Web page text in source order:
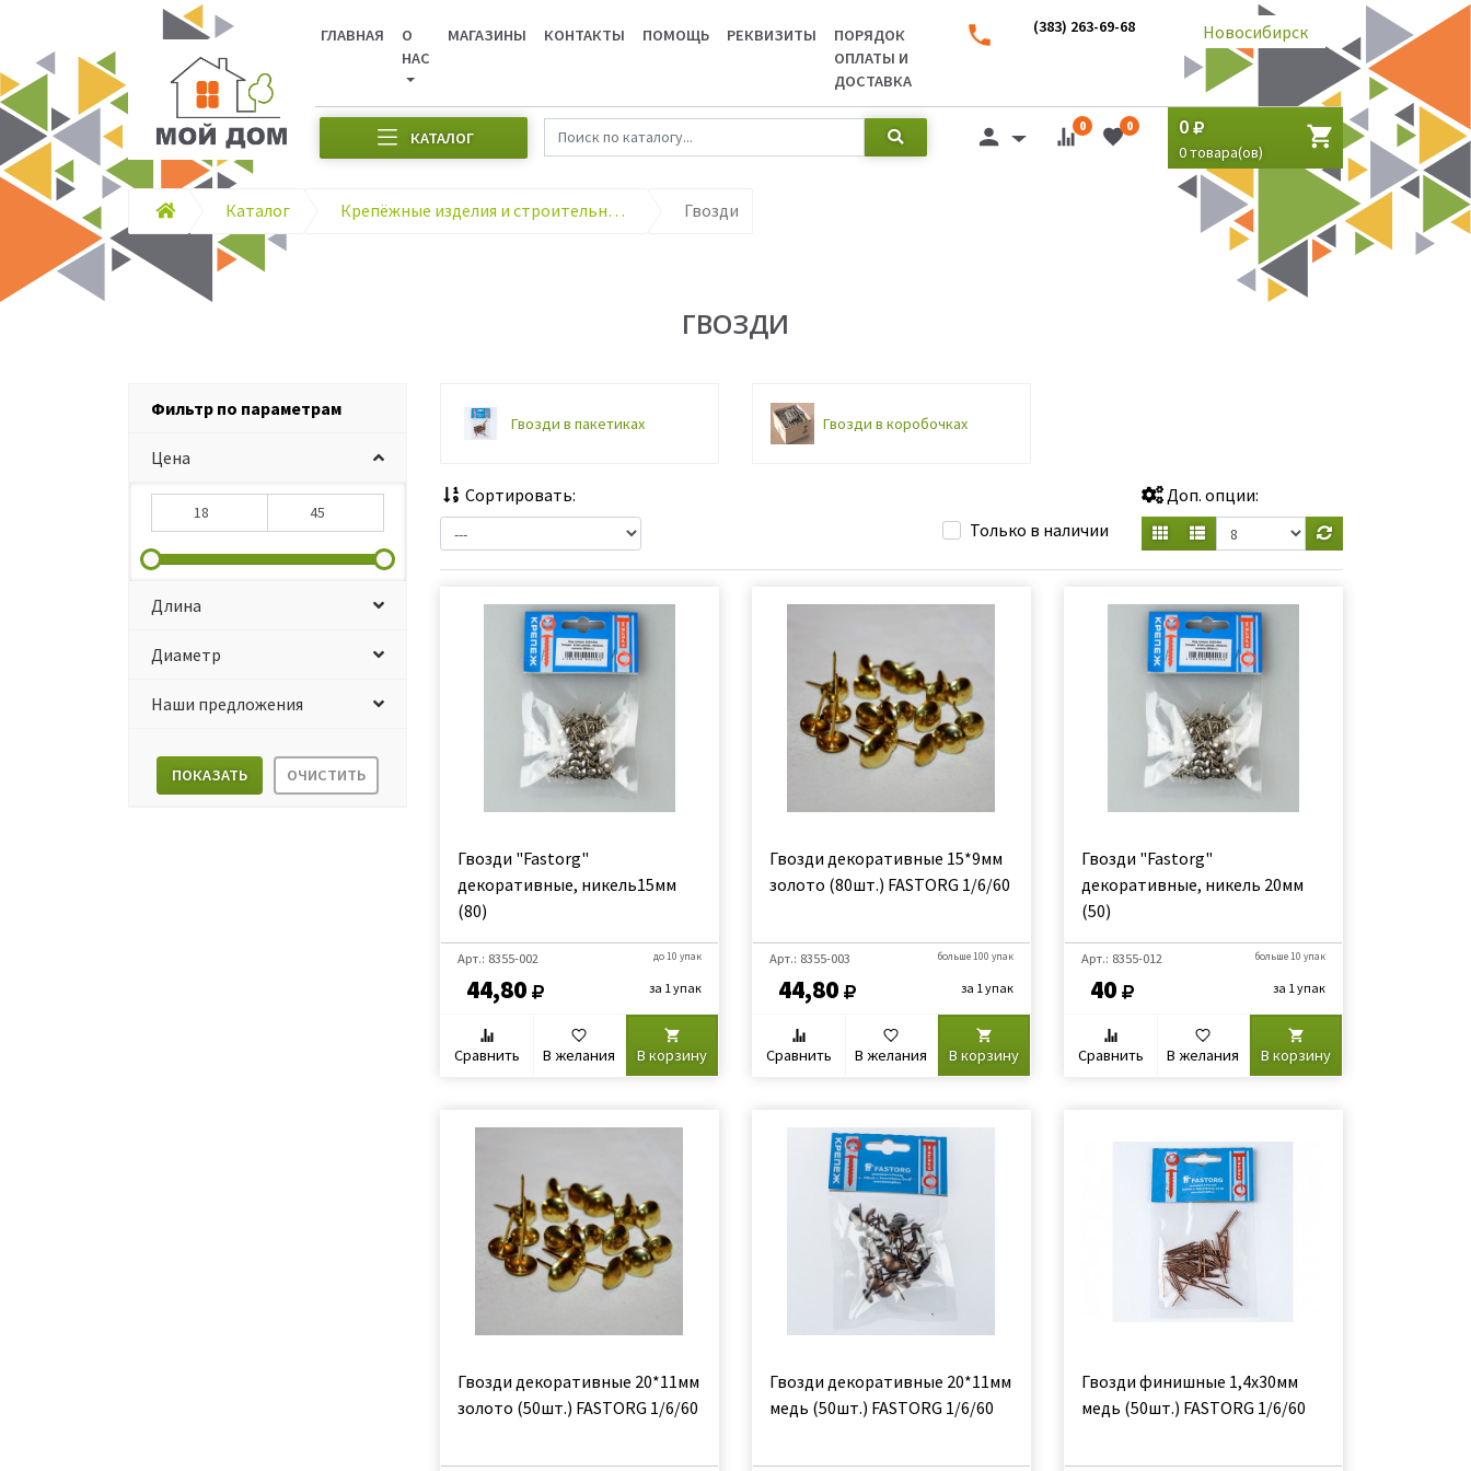
ГЛАВНАЯ
О
НАС
МАГАЗИНЫ КОНТАКТЫ ПОМОЩЬ РЕКВИЗИТЫ
ПОРЯДОК
ОПЛАТЫ И
ДОСТАВКА
(383) 263-69-68 Новосибирск
КАТАЛОГ
0 0 0
0товара(ов)
Каталог Крепёжные изделия и строительные материалы Гвозди
ГВОЗДИ
Фильтр по параметрам
Цена
Длина
Диаметр
Наши предложения
ПОКАЗАТЬ ОЧИСТИТЬ
Гвозди в пакетиках Гвозди в коробочках
Сортировать:
Только в наличии
Доп. опции:
Гвозди "Fastorg"
декоративные, никель15мм
(80)
Арт.: 8355-002
44,80
до 10 упак
за 1 упак
Сравнить В желания В корзину
Гвозди декоративные 15*9мм
золото (80шт.) FASTORG 1/6/60
Арт.: 8355-003
44,80
больше 100 упак
за 1 упак
Сравнить В желания В корзину
Гвозди "Fastorg"
декоративные, никель 20мм
(50)
Арт.: 8355-012
40
больше 10 упак
за 1 упак
Сравнить В желания В корзину
Гвозди декоративные 20*11мм
золото (50шт.) FASTORG 1/6/60
Гвозди декоративные 20*11мм
медь (50шт.) FASTORG 1/6/60
Гвозди финишные 1,4х30мм
медь (50шт.) FASTORG 1/6/60